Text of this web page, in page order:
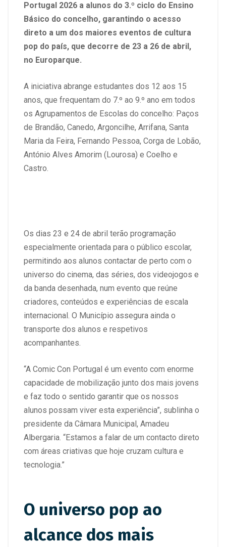
Portugal 2026 a alunos do 3.º ciclo do Ensino
Básico do concelho, garantindo o acesso
direto a um dos maiores eventos de cultura
pop do país, que decorre de 23 a 26 de abril,
no Europarque.
A iniciativa abrange estudantes dos 12 aos 15
anos, que frequentam do 7.º ao 9.º ano em todos
os Agrupamentos de Escolas do concelho: Paços
de Brandão, Canedo, Argoncilhe, Arrifana, Santa
Maria da Feira, Fernando Pessoa, Corga de Lobão,
António Alves Amorim (Lourosa) e Coelho e
Castro.
Os dias 23 e 24 de abril terão programação
especialmente orientada para o público escolar,
permitindo aos alunos contactar de perto com o
universo do cinema, das séries, dos videojogos e
da banda desenhada, num evento que reúne
criadores, conteúdos e experiências de escala
internacional. O Município assegura ainda o
transporte dos alunos e respetivos
acompanhantes.
“A Comic Con Portugal é um evento com enorme
capacidade de mobilização junto dos mais jovens
e faz todo o sentido garantir que os nossos
alunos possam viver esta experiência”, sublinha o
presidente da Câmara Municipal, Amadeu
Albergaria. “Estamos a falar de um contacto direto
com áreas criativas que hoje cruzam cultura e
tecnologia.”
O universo pop ao
alcance dos mais